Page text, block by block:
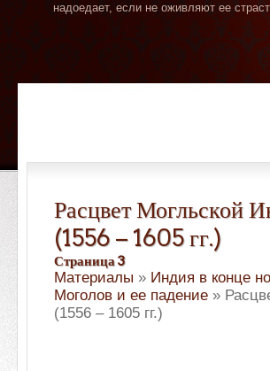
надоедает, если не оживляют ее
Расцвет Могльской
(1556 – 1605 гг.)
Страница 3
Материалы » Индия в конце
Моголов и ее падение »
(1556 – 1605 гг.)